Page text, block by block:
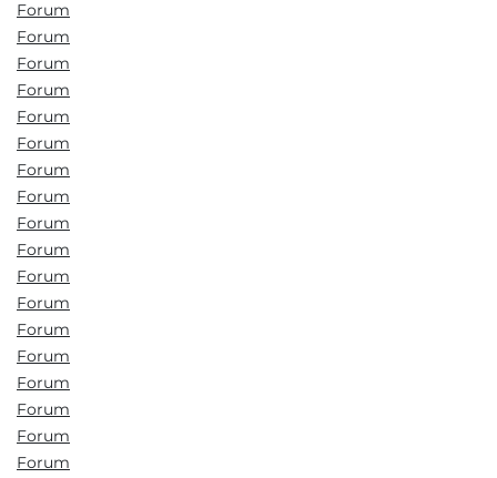
Forum
Forum
Forum
Forum
Forum
Forum
Forum
Forum
Forum
Forum
Forum
Forum
Forum
Forum
Forum
Forum
Forum
Forum